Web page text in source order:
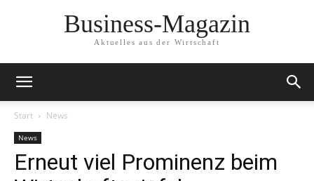
Business-Magazin
Aktuelles aus der Wirtschaft
Start News
News
Erneut viel Prominenz beim